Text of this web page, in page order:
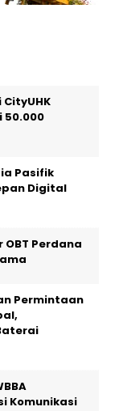
CityUHK
50.000
Pasifik
Digital
OBT Perdana
Permintaan
Komunikasi